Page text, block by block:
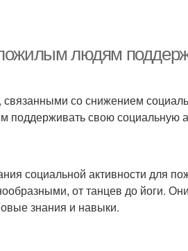
людям
со снижением
поддерживать свою социальную
социальной активности для
от танцев до йоги.
знания и навыки.